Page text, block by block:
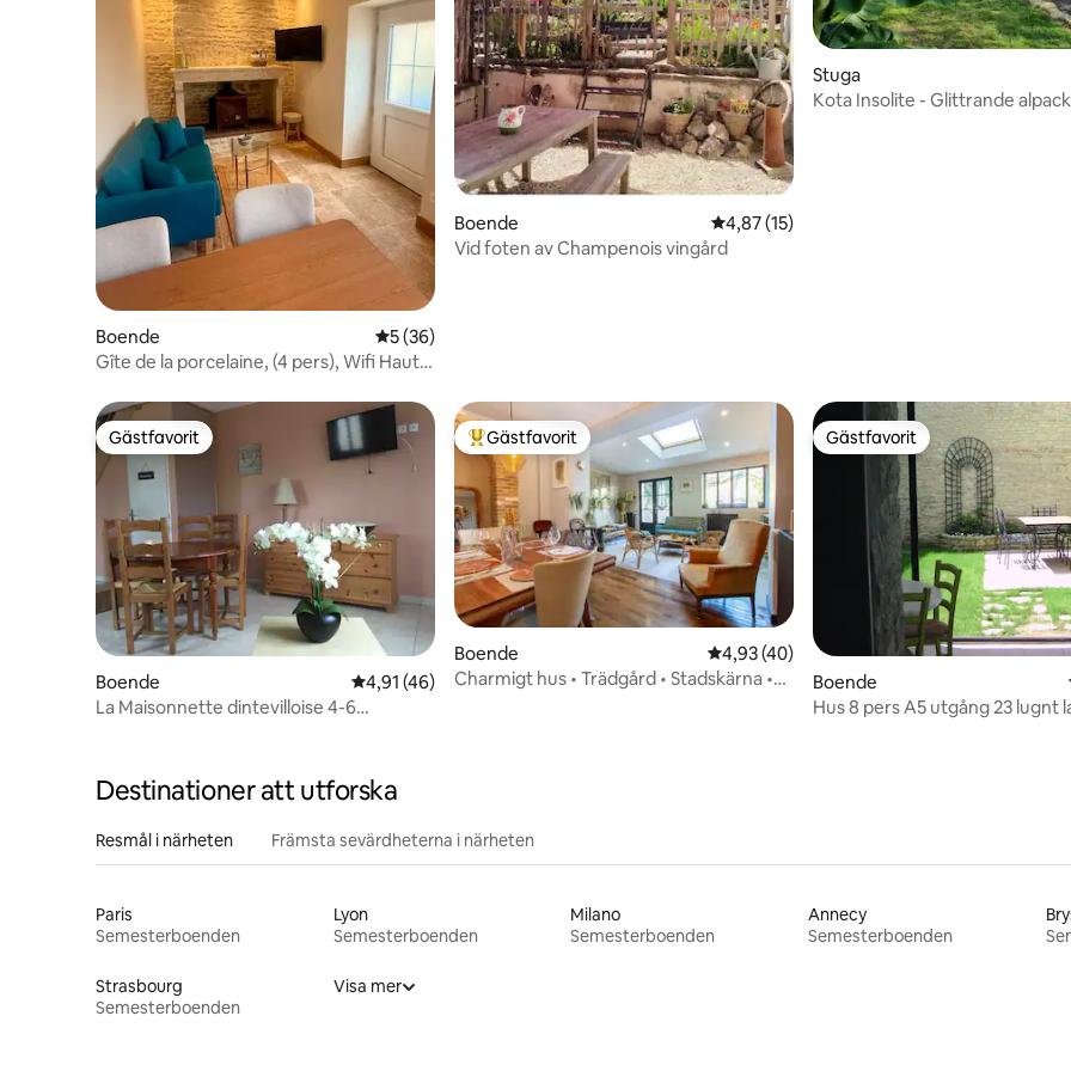
Boende 5 av 5 i genomsnittligt betyg, 36 omdömen
5 (36)
Gîte de la porcelaine, (4 pers), Wifi Haute
Boende 4,87 av 5 i genomsnittligt betyg, 15
4,87 (15)
Vid foten av Champenois vingård
Stuga
Kota Insolite - Glittrande
Gästfavorit
Gästfavorit
Boende 4,91 av 5 i genomsnittligt betyg, 46 omdömen
4,91 (46)
La Maisonnette dintevilloise 4-6
Populär gästfavorit
Gästfavorit
Boende 4,93 av 5 i genomsnittligt betyg, 40
4,93 (40)
Charmigt hus • Trädgård • Stadskärna •
Gästfavorit
Gästfavorit
Boende
Hus 8 pers A5 utgång 23 lugnt
Destinationer att utforska
Resmål i närheten Främsta sevärdheterna i närheten
Paris
Semesterboenden
Lyon
Semesterboenden
Milano
Semesterboenden
Annecy
Semesterboenden
Strasbourg
Semesterboenden
Visa mer